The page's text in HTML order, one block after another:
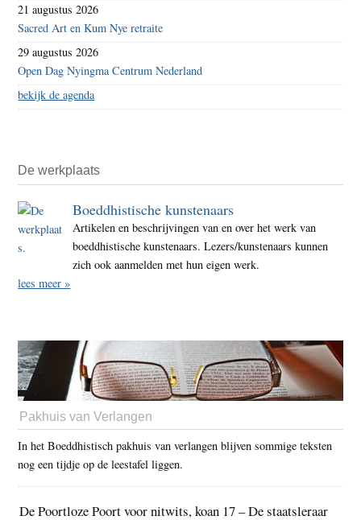
21 augustus 2026
Sacred Art en Kum Nye retraite
29 augustus 2026
Open Dag Nyingma Centrum Nederland
bekijk de agenda
De werkplaats
Boeddhistische kunstenaars
Artikelen en beschrijvingen van en over het werk van
boeddhistische kunstenaars. Lezers/kunstenaars kunnen
zich ook aanmelden met hun eigen werk.
lees meer »
Pakhuis van Verlangen
In het Boeddhistisch pakhuis van verlangen blijven sommige teksten
nog een tijdje op de leestafel liggen.
De Poortloze Poort voor nitwits, koan 17 – De staatsleraar